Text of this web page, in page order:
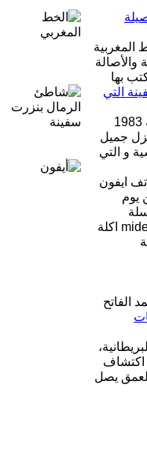
والأصالة
بها
التي
إسم السفينة التي جنحت منذ سنة 1983
جميل
و التي
ايفون
يوم
الفاتح
اكتشاف
يصل